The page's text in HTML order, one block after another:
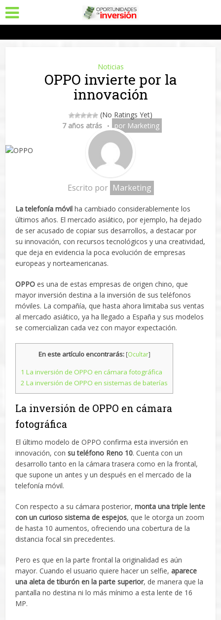
Noticias
OPPO invierte por la
innovación
(No Ratings Yet)
7 años atrás
por Marketing
Escrito por Marketing
La telefonía móvil ha cambiado considerablemente los
últimos años. El mercado asiático, por ejemplo, ha dejado
de ser acusado de copiar sus desarrollos, a destacar por
su innovación, con recursos tecnológicos y una creatividad,
que deja en evidencia la poca evolución de empresas
europeas y norteamericanas.
OPPOes una de estas empresas de origen chino, que
mayor inversión destina a la inversión de sus teléfonos
móviles. La compañía, que hasta ahora limitaba sus ventas
al mercado asiático, ya ha llegado a España y sus modelos
se comercializan cada vez con mayor expectación.
En este artículo encontrarás: [Ocultar]
1 La inversión de OPPO en cámara fotográfica
2 La inversión de OPPO en sistemas de baterías
La inversión de OPPO en cámara
fotográfica
El último modelo de OPPO confirma esta inversión en
innovación, consu teléfono Reno 10. Cuenta con un
desarrollo tanto en la cámara trasera como en la frontal,
que supone un antes y un después en el mercado de la
telefonía móvil.
Con respecto a su cámara posterior,monta una triple lente
con un curioso sistema de espejos, que le otorga un zoom
de hasta 10 aumentos, ofreciendo una cobertura de la
distancia focal sin precedentes.
Pero es que en la parte frontal la originalidad es aún
mayor. Cuando el usuario quiere hacer un selfie,aparece
una aleta de tiburón en la parte superior, de manera que la
pantalla no destina ni lo más mínimo a esta lente de 16
MP.